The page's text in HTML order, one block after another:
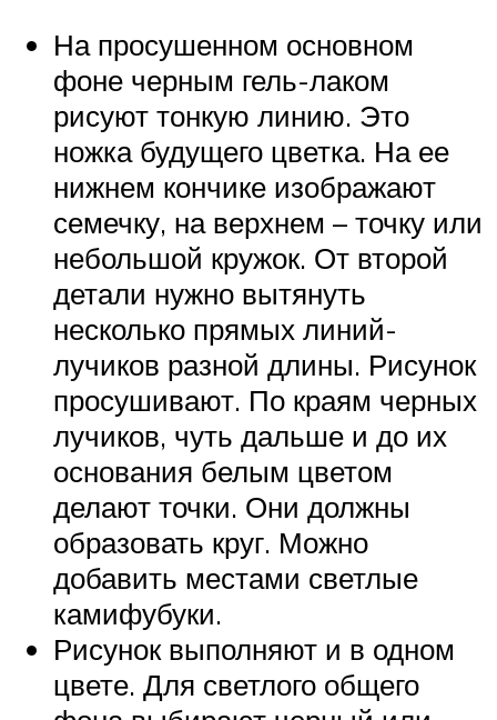
На просушенном основном
фоне черным гель-лаком
рисуют тонкую линию. Это
ножка будущего цветка. На ее
нижнем кончике изображают
семечку, на верхнем – точку или
небольшой кружок. От второй
детали нужно вытянуть
несколько прямых линий-
лучиков разной длины. Рисунок
просушивают. По краям черных
лучиков, чуть дальше и до их
основания белым цветом
делают точки. Они должны
образовать круг. Можно
добавить местами светлые
камифубуки.
Рисунок выполняют и в одном
цвете. Для светлого общего